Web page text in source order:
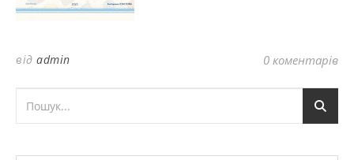
від admin 0 коментарів